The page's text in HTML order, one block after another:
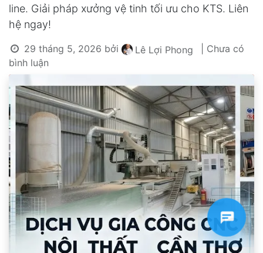
line. Giải pháp xưởng vệ tinh tối ưu cho KTS. Liên
hệ ngay!
29 tháng 5, 2026 bởi Lê Lợi Phong
| Chưa có
bình luận